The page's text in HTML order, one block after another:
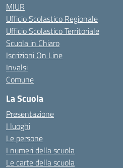
MIUR
Ufficio Scolastico Regionale
Ufficio Scolastico Territoriale
Scuola in Chiaro
Iscrizioni On Line
Invalsi
Comune
La Scuola
Presentazione
I luoghi
Le persone
I numeri della scuola
Le carte della scuola